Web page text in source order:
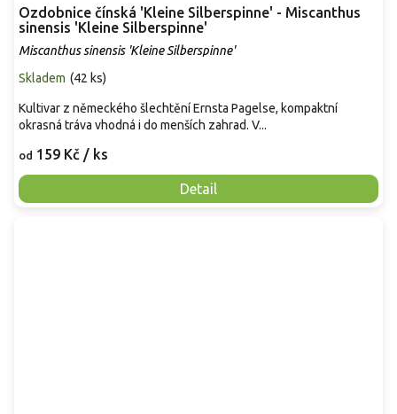
Ozdobnice čínská 'Kleine Silberspinne' - Miscanthus
sinensis 'Kleine Silberspinne'
Miscanthus sinensis 'Kleine Silberspinne'
Skladem (42 ks)
od 159 Kč / ks
Detail
Kultivar z německého šlechtění Ernsta Pagelse, kompaktní
okrasná tráva vhodná i do menších zahrad. V...